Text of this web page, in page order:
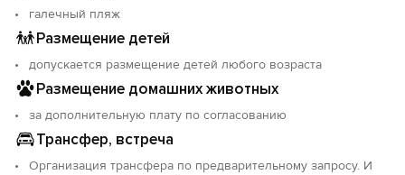
галечный пляж
Размещение детей
допускается размещение детей любого возраста
Размещение домашних животных
за дополнительную плату по согласованию
Трансфер, встреча
Организация трансфера по предварительному запросу. И